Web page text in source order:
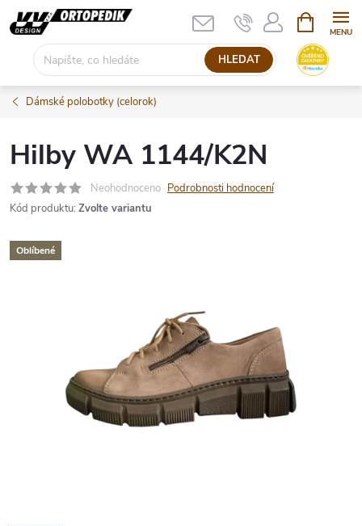
Přejít
na
HLEDAT
NÁKUPNÍ
KOŠÍK
Dámské polobotky (celorok)
Hilby WA 1144/K2N
Neohodnoceno Podrobnosti hodnocení
Kód produktu: Zvolte variantu
Oblíbené